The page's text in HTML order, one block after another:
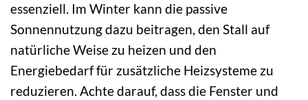
essenziell. Im Winter kann die passive
Sonnennutzung dazu beitragen, den Stall auf
natürliche Weise zu heizen und den
Energiebedarf für zusätzliche Heizsysteme zu
reduzieren. Achte darauf, dass die Fenster und